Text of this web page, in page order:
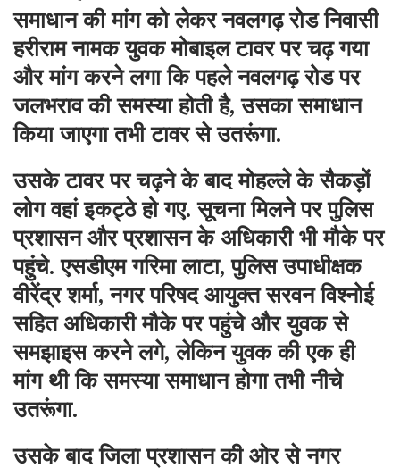
समाधान की मांग को लेकर नवलगढ़ रोड निवासी
हरीराम नामक युवक मोबाइल टावर पर चढ़ गया
और मांग करने लगा कि पहले नवलगढ़ रोड पर
जलभराव की समस्या होती है, उसका समाधान
किया जाएगा तभी टावर से उतरूंगा.
उसके टावर पर चढ़ने के बाद मोहल्ले के सैकड़ों
लोग वहां इकट्ठे हो गए. सूचना मिलने पर पुलिस
प्रशासन और प्रशासन के अधिकारी भी मौके पर
पहुंचे. एसडीएम गरिमा लाटा, पुलिस उपाधीक्षक
वीरेंद्र शर्मा, नगर परिषद आयुक्त सरवन विश्नोई
सहित अधिकारी मौके पर पहुंचे और युवक से
समझाइस करने लगे, लेकिन युवक की एक ही
मांग थी कि समस्या समाधान होगा तभी नीचे
उतरूंगा.
उसके बाद जिला प्रशासन की ओर से नगर